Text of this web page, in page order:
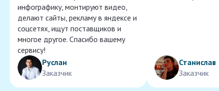
инфографику, монтируют видео,
делают сайты, рекламу в яндексе и
соцсетях, ищут поставщиков и
многое другое. Спасибо вашему
сервису!
Руслан
Заказчик
Станислав
Заказчик